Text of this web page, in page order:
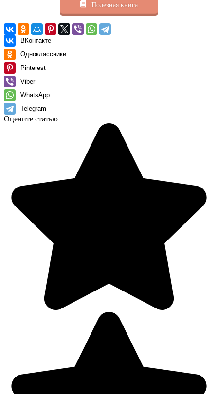
Полезная книга
ВКонтакте
Одноклассники
Pinterest
Viber
WhatsApp
Telegram
Оцените статью